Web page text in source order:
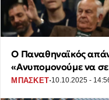
Ο Παναθηναϊκός
«Ανυπομονούμε να
ΜΠΑΣΚΕΤ·10.10.2025 -